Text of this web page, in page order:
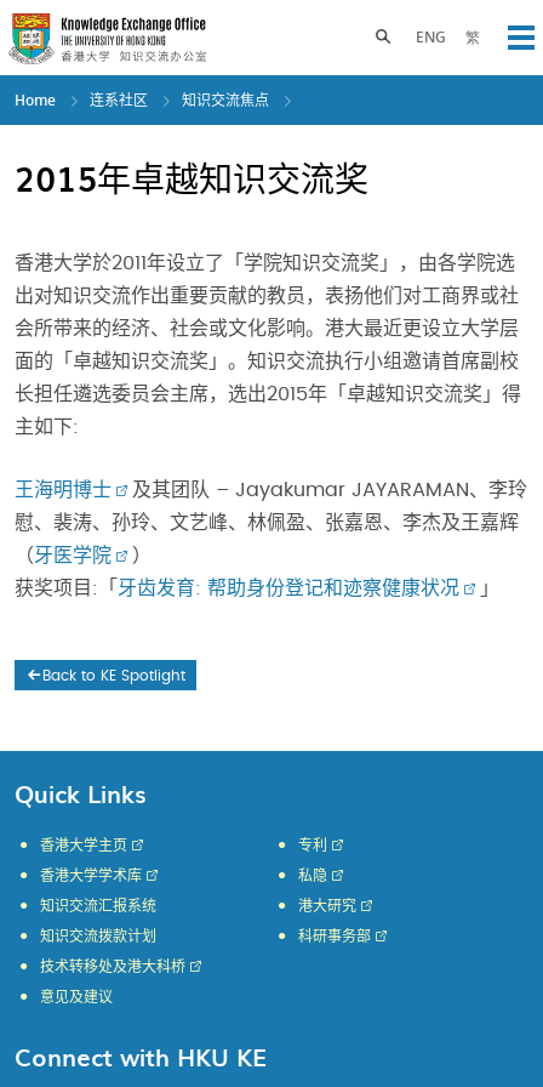
Skip
to
main
content
ENG 繁
Toggle search panel
Home 连系社区 知识交流焦点
2015年卓越知识交流奖
香港大学於2011年设立了「学院知识交流奖」，由各学院选
出对知识交流作出重要贡献的教员，表扬他们对工商界或社
会所带来的经济、社会或文化影响。港大最近更设立大学层
面的「卓越知识交流奖」。知识交流执行小组邀请首席副校
长担任遴选委员会主席，选出2015年「卓越知识交流奖」得
主如下:
王海明博士
及其团队 – Jayakumar JAYARAMAN、李玲
慰、裴涛、孙玲、文艺峰、林佩盈、张嘉恩、李杰及王嘉辉
（ 牙医学院
）
获奖项目:「 牙齿发育: 帮助身份登记和迹察健康状况 」
Back to KE Spotlight
Quick Links
香港大学主页
香港大学学术库
知识交流汇报系统
知识交流拨款计划
专利
私隐
港大研究
科研事务部
技术转移处及港大科桥
意见及建议
Connect with HKU KE